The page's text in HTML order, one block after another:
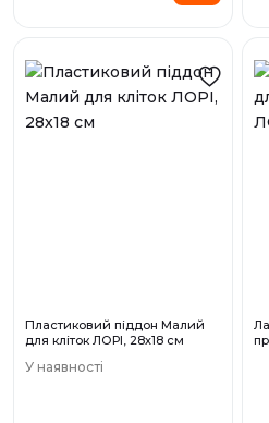
Пластиковий піддон Малий
для кліток ЛОРІ, 28х18 см
У наявності